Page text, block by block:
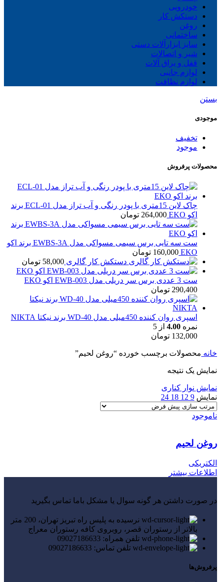
خودرویی
دستکش کار
روغن
ساختمانی
سایز ابزارآلات دستی
شیر و اتصالات
قفل و یراق آلات
لوازم جانبی
لوازم نظافت
بستن
موجودی
تخفیف
موجود
محصولات پرفروش
چاک لاین 15متری با پودر رنگی و آب تراز مدل ECL-01 برند
اکو EKO
264,000 تومان
ست سه تایی برس سیمی مسواکی مدل EWBS-3A برند اکو
EKO
160,000 تومان
دستکش کار گالری 58,000 تومان
ست 3 عددی برس سر دریلی مدل EWB-003 اکو EKO
290,400 تومان
اسپری روان کننده 450میلی مدل WD-40 برند نیکتا NIKTA
نمره 4.00 از 5
132,000 تومان
خانه محصولات برچسب خورده “روغن لحیم”
نمایش یک نتیجه
نمایش نوار کناری
نمایش 9
12
18
24
ناموجود
روغن لحیم
الکتریکی
اطلاعات بیشتر
در صورت داشتن هر گونه سوال یا مشکل باما تماس بگیرید
نرسیده به پلیس راه تبریز تهران، 200 متر
بالاتر از رستوران قصر، روبروی کافه رستوران معراج
تلفن همراه: 09027186633
تلفن تماس: 09027186633
پرفروش‌ها